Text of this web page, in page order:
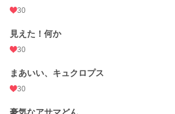
30
見えた！何か
30
まあいい、キュクロプス
30